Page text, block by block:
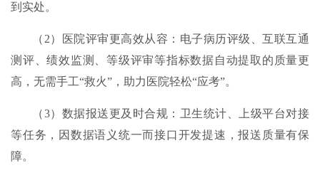
到实处。
（2）医院评审更高效从容：电子病历评级、互联互通
测评、绩效监测、等级评审等指标数据自动提取的质量更
高，无需手工“救火”，助力医院轻松“应考”。
（3）数据报送更及时合规：卫生统计、上级平台对接
等任务，因数据语义统一而接口开发提速，报送质量有保
障。